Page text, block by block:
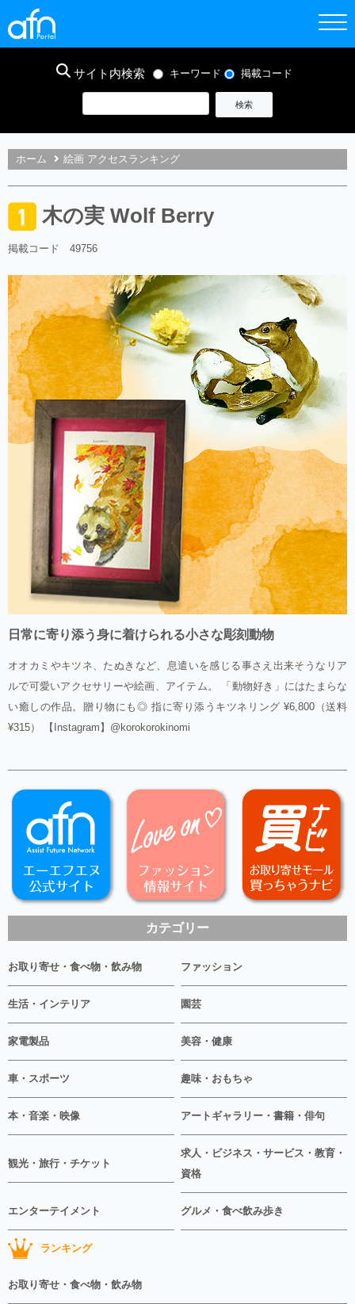
サイト内検索 キーワード 掲載コード
カテゴリー
お取り寄せ・食べ物・飲み物 ファッション
生活・インテリア 園芸
家電製品 美容・健康
車・スポーツ 趣味・おもちゃ
本・音楽・映像 アートギャラリー・書籍・俳句
観光・旅行・チケット
求人・ビジネス・サービス・教育・
資格
エンターテイメント グルメ・食べ飲み歩き
ランキング
お取り寄せ・食べ物・飲み物
ホーム 絵画 アクセスランキング
木の実 Wolf Berry
掲載コード 49756
日常に寄り添う身に着けられる小さな彫刻動物
オオカミやキツネ、たぬきなど、息遣いを感じる事さえ出来そうなリア
ルで可愛いアクセサリーや絵画、アイテム。 「動物好き」にはたまらな
い癒しの作品。贈り物にも◎ 指に寄り添うキツネリング ¥6,800（送料
¥315） 【Instagram】@korokorokinomi